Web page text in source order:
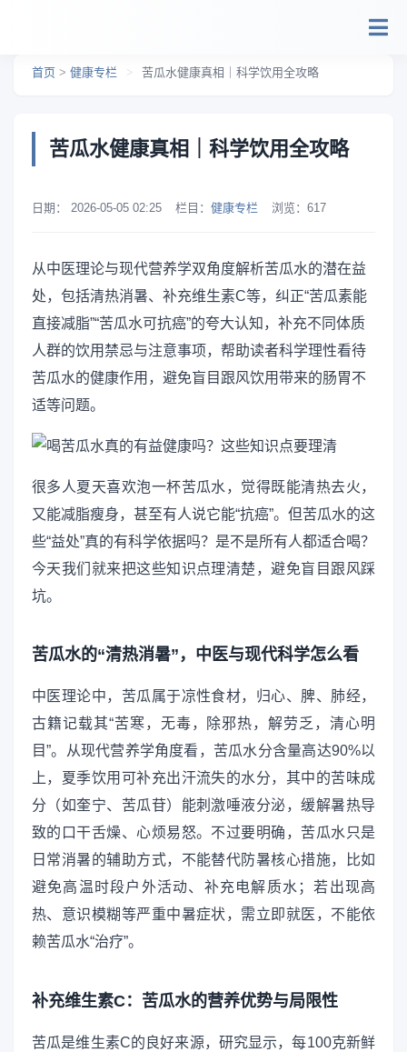
首页 > 健康专栏 > 苦瓜水健康真相｜科学饮用全攻略
苦瓜水健康真相｜科学饮用全攻略
日期： 2026-05-05 02:25 栏目： 健康专栏 浏览： 617
从中医理论与现代营养学双角度解析苦瓜水的潜在益
处，包括清热消暑、补充维生素C等，纠正“苦瓜素能
直接减脂”“苦瓜水可抗癌”的夸大认知，补充不同体质
人群的饮用禁忌与注意事项，帮助读者科学理性看待
苦瓜水的健康作用，避免盲目跟风饮用带来的肠胃不
适等问题。
很多人夏天喜欢泡一杯苦瓜水，觉得既能清热去火，
又能减脂瘦身，甚至有人说它能“抗癌”。但苦瓜水的这
些“益处”真的有科学依据吗？是不是所有人都适合喝？
今天我们就来把这些知识点理清楚，避免盲目跟风踩
坑。
苦瓜水的“清热消暑”，中医与现代科学怎么看
中医理论中，苦瓜属于凉性食材，归心、脾、肺经，
古籍记载其“苦寒，无毒，除邪热，解劳乏，清心明
目”。从现代营养学角度看，苦瓜水分含量高达90%以
上，夏季饮用可补充出汗流失的水分，其中的苦味成
分（如奎宁、苦瓜苷）能刺激唾液分泌，缓解暑热导
致的口干舌燥、心烦易怒。不过要明确，苦瓜水只是
日常消暑的辅助方式，不能替代防暑核心措施，比如
避免高温时段户外活动、补充电解质水；若出现高
热、意识模糊等严重中暑症状，需立即就医，不能依
赖苦瓜水“治疗”。
补充维生素C：苦瓜水的营养优势与局限性
苦瓜是维生素C的良好来源，研究显示，每100克新鲜